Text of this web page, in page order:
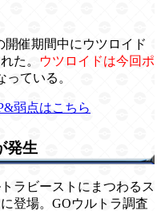
開催期間中にウツロイド
た。
ウツロイドは今回ポ
っている。
弱点はこちら
発生
ラビーストにまつわるス
登場。GOウルトラ調査